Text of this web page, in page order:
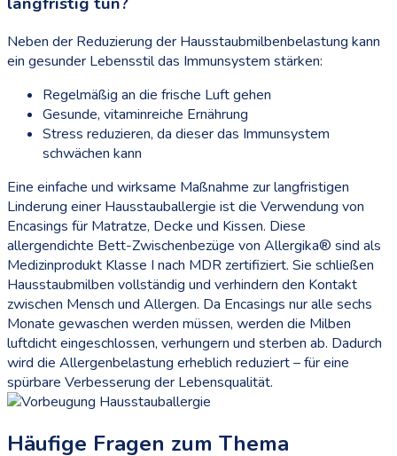
Neben der Reduzierung der Hausstaubmilbenbelastung kann
ein gesunder Lebensstil das Immunsystem stärken:
Regelmäßig an die frische Luft gehen
Gesunde, vitaminreiche Ernährung
Stress reduzieren, da dieser das Immunsystem
schwächen kann
Eine einfache und wirksame Maßnahme zur langfristigen
Linderung einer Hausstauballergie ist die Verwendung von
Encasings für Matratze, Decke und Kissen. Diese
allergendichte Bett-Zwischenbezüge von Allergika® sind als
Medizinprodukt Klasse I nach MDR zertifiziert. Sie schließen
Hausstaubmilben vollständig und verhindern den Kontakt
zwischen Mensch und Allergen. Da Encasings nur alle sechs
Monate gewaschen werden müssen, werden die Milben
luftdicht eingeschlossen, verhungern und sterben ab. Dadurch
wird die Allergenbelastung erheblich reduziert – für eine
spürbare Verbesserung der Lebensqualität.
Häufige Fragen zum Thema